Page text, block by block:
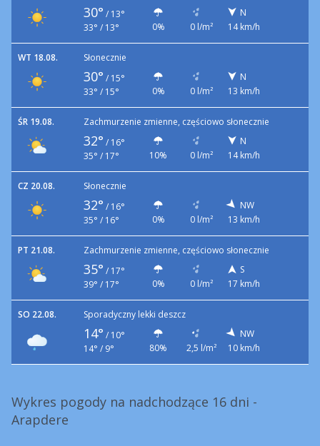
30° / 13°
33° / 13°
0% 0 l/m²
N
14 km/h
WT 18.08. Słonecznie
30° / 15°
33° / 15°
0% 0 l/m²
N
13 km/h
ŚR 19.08. Zachmurzenie zmienne, częściowo słonecznie
32° / 16°
35° / 17°
10% 0 l/m²
N
14 km/h
CZ 20.08. Słonecznie
32° / 16°
35° / 16°
0% 0 l/m²
NW
13 km/h
PT 21.08. Zachmurzenie zmienne, częściowo słonecznie
35° / 17°
39° / 17°
0% 0 l/m²
S
17 km/h
SO 22.08. Sporadyczny lekki deszcz
14° / 10°
14° / 9°
80% 2,5 l/m²
NW
10 km/h
Wykres pogody na nadchodzące 16 dni -
Arapdere